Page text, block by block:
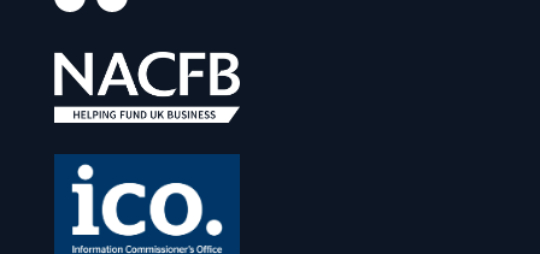
c
o
o
s
a
g
r
m